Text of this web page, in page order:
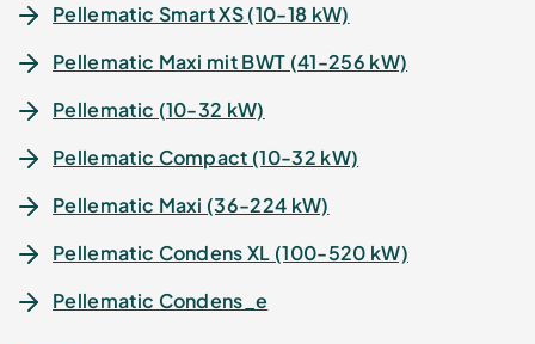
Pellematic Smart XS (10-18 kW)
Pellematic Maxi mit BWT (41-256 kW)
Pellematic (10-32 kW)
Pellematic Compact (10-32 kW)
Pellematic Maxi (36-224 kW)
Pellematic Condens XL (100-520 kW)
Pellematic Condens_e